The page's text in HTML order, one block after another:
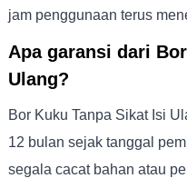
jam penggunaan terus
Apa garansi dari
Ulang?
Bor Kuku Tanpa Sikat Isi
12 bulan sejak tanggal
segala cacat bahan atau